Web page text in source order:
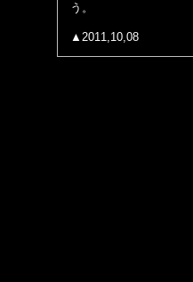
う。
▲2011,10,08